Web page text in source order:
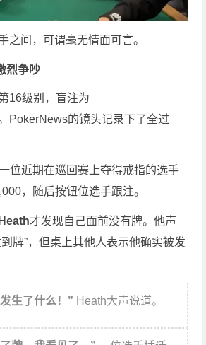
之间，可谓毫无情面可言。
烈争吵
16级别，盲注为
PokerNews的镜头记录下了全过
近期在巡回赛上夺得戒指的选手
，随后按钮位选手跟注。
Heath才发现自己面前没有牌。他声
牌”，但桌上其他人表示他确实被发
生了什么！” Heath大声说道。